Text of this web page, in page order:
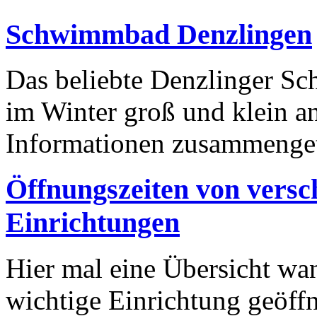
Schwimmbad Denzlingen
Das beliebte Denzlinger
im Winter groß und klein
Informationen
Öffnungszeiten von
Einrichtungen
Hier mal eine Übersicht
wichtige Einrichtung